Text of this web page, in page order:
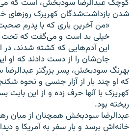
کوچک عبدالرضا سودبخش، است که
شدن بازداشت‌شدگان کهریزک روزهای
«من آخرین باری که با پدرم
خیلی بد است و می‌گفت که تحت
این آدم‌هایی که کشته شدند، در
جان‌شان را از دست دادند که او
بهرنگ سودبخش، پسر بزرگتر
که او چند بار از آزار جنسی و نحوه
کهریزک با آنها حرف زده و از این بابت
ریخته بود.
عبدالرضا سودبخش همچنان از میان
خانه‌اش برسد و بار سفر به آمریکا و